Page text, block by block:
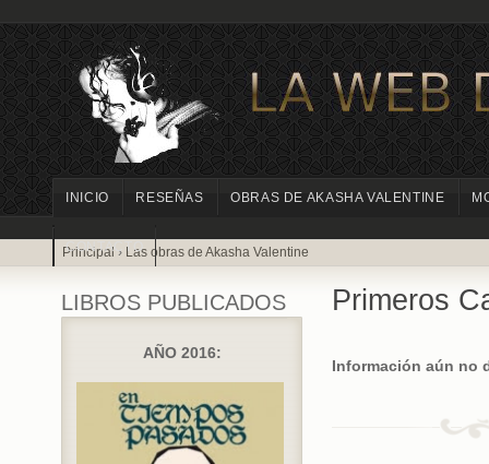
INICIO RESEÑAS OBRAS DE AKASHA VALENTINE
CONTACTO
Principal › Las obras de Akasha Valentine
LIBROS PUBLICADOS
AÑO 2016:
Primeros
Información aún no